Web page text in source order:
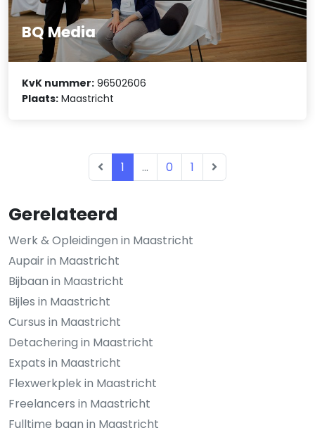
Gerelateerd
Werk & Opleidingen in Maastricht
Aupair in Maastricht
Bijbaan in Maastricht
Bijles in Maastricht
Cursus in Maastricht
Detachering in Maastricht
Expats in Maastricht
Flexwerkplek in Maastricht
Freelancers in Maastricht
Fulltime baan in Maastricht
BQ Media
KvK nummer: 96502606
Plaats: Maastricht
1 ... 0 1